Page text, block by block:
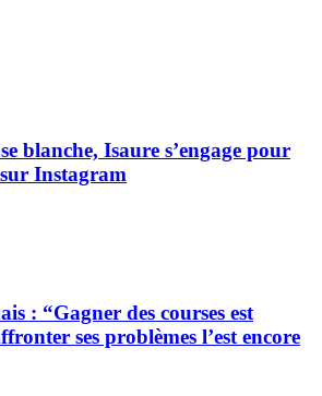
blanche, Isaure s’engage pour
Instagram
: “Gagner des courses est
ses problèmes l’est encore